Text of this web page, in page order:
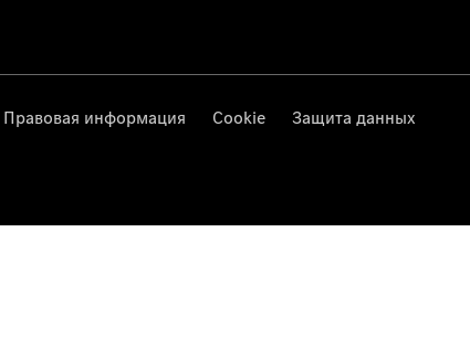
Правовая информация Cookie Защита данных